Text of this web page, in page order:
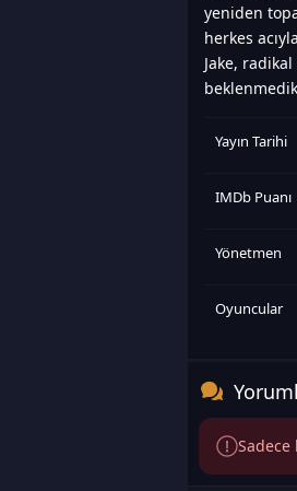
yeniden
herkes
Jake,
Yayın Tarihi
IMDb Puanı
Yönetmen
Oyuncular